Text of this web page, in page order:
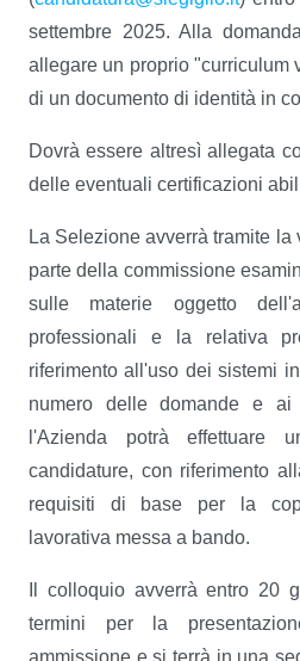
settembre 2025. Alla
allegare un proprio "curriculum
di un documento di identità in
Dovrà essere altresì allegata
delle eventuali certificazioni
La Selezione avverrà tramite
parte della commissione
sulle materie oggetto
professionali e la relativa
riferimento all'uso dei sistemi
numero delle domande e ai
l'Azienda potrà effettuare
candidature, con riferimento
requisiti di base per la
lavorativa messa a bando.
Il colloquio avverrà entro 20
termini per la
ammissione e si terrà in una